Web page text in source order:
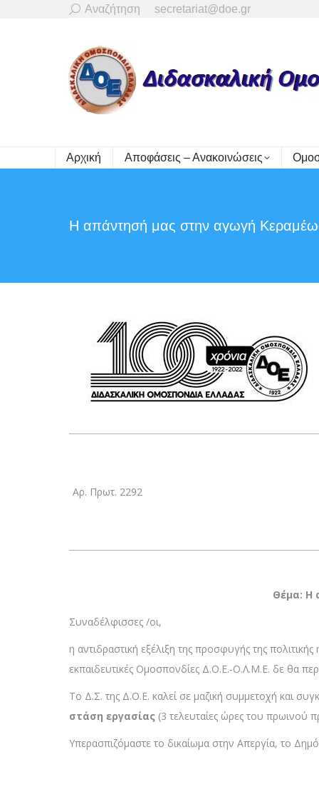
Search:
Αναζήτηση secretariat@doe.gr
Αρχική Αποφάσεις – Ανακοινώσεις
Η απάντησή μας στην αγωγή
Αρ. Πρωτ. 2292
Θέμα: Η
Συναδέλφισσες /οι,
η αντιδραστική εξέλιξη της προσφυγής της
εκπαιδευτικές Ομοσπονδίες Δ.Ο.Ε.-Ο.Λ.Μ.Ε. δε θα
Το Δ.Σ. της Δ.Ο.Ε. καλεί σε μαζική συμμετοχή και
στάση εργασίας (3 τελευταίες ώρες του πρωινού
Υπερασπιζόμαστε το δικαίωμα στην Απεργία, το